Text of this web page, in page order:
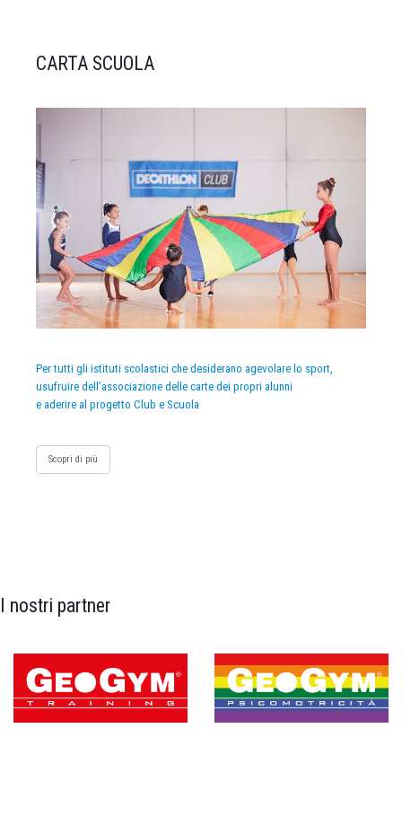
CARTA SCUOLA
Per tutti gli istituti scolastici che desiderano agevolare lo sport,
usufruire dell’associazione delle carte dei propri alunni
e aderire al progetto Club e Scuola
Scopri di più
I nostri partner